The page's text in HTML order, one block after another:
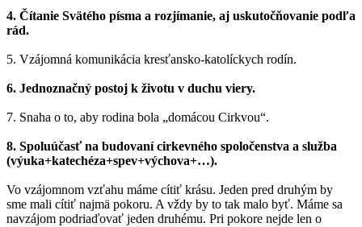
4. Čítanie Svätého písma a rozjímanie, aj uskutočňovanie podľa
rád.
5. Vzájomná komunikácia kresťansko-katolíckych rodín.
6. Jednoznačný postoj k životu v duchu viery.
7. Snaha o to, aby rodina bola „domácou Cirkvou“.
8. Spoluúčasť na budovaní cirkevného spoločenstva a služba
(výuka+katechéza+spev+výchova+…).
Vo vzájomnom vzťahu máme cítiť krásu. Jeden pred druhým by
sme mali cítiť najmä pokoru. A vždy by to tak malo byť. Máme sa
navzájom podriaďovať jeden druhému. Pri pokore nejde len o